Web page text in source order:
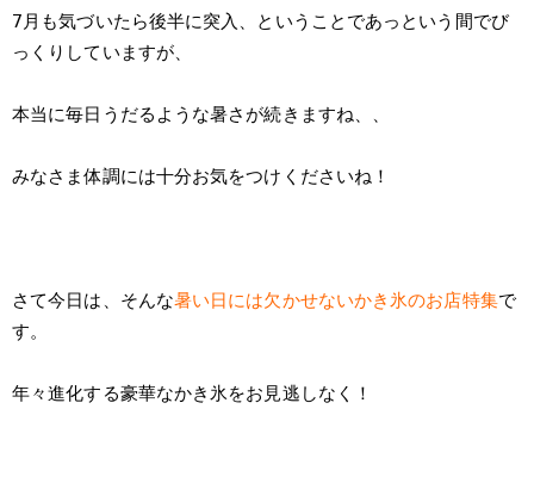
7月も気づいたら後半に突入、ということであっという間でび
っくりしていますが、
本当に毎日うだるような暑さが続きますね、、
みなさま体調には十分お気をつけくださいね！
さて今日は、そんな暑い日には欠かせないかき氷のお店特集で
す。
年々進化する豪華なかき氷をお見逃しなく！